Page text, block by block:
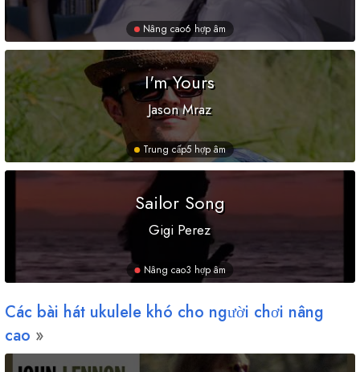
Nâng cao6 hợp âm
I'm Yours
Jason Mraz
Trung cấp5 hợp âm
Sailor Song
Gigi Perez
Nâng cao3 hợp âm
Các bài hát ukulele khó cho người chơi nâng
cao